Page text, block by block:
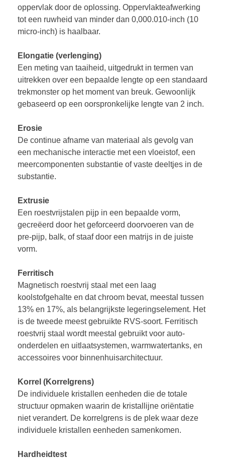
oppervlak door de oplossing. Oppervlakteafwerking
tot een ruwheid van minder dan 0,000.010-inch (10
micro-inch) is haalbaar.
Elongatie (verlenging)
Een meting van taaiheid, uitgedrukt in termen van
uitrekken over een bepaalde lengte op een standaard
trekmonster op het moment van breuk. Gewoonlijk
gebaseerd op een oorspronkelijke lengte van 2 inch.
Erosie
De continue afname van materiaal als gevolg van
een mechanische interactie met een vloeistof, een
meercomponenten substantie of vaste deeltjes in de
substantie.
Extrusie
Een roestvrijstalen pijp in een bepaalde vorm,
gecreëerd door het geforceerd doorvoeren van de
pre-pijp, balk, of staaf door een matrijs in de juiste
vorm.
Ferritisch
Magnetisch roestvrij staal met een laag
koolstofgehalte en dat chroom bevat, meestal tussen
13% en 17%, als belangrijkste legeringselement. Het
is de tweede meest gebruikte RVS-soort. Ferritisch
roestvrij staal wordt meestal gebruikt voor auto-
onderdelen en uitlaatsystemen, warmwatertanks, en
accessoires voor binnenhuisarchitectuur.
Korrel (Korrelgrens)
De individuele kristallen eenheden die de totale
structuur opmaken waarin de kristallijne oriëntatie
niet verandert. De korrelgrens is de plek waar deze
individuele kristallen eenheden samenkomen.
Hardheidtest